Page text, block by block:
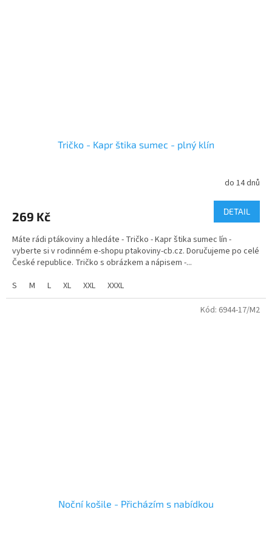
Tričko - Kapr štika sumec - plný klín
do 14 dnů
269 Kč DETAIL
Máte rádi ptákoviny a hledáte - Tričko - Kapr štika sumec lín -
vyberte si v rodinném e-shopu ptakoviny-cb.cz. Doručujeme po celé
České republice. Tričko s obrázkem a nápisem -...
S
M L XL XXL XXXL
Noční košile - Přicházím s nabídkou
Kód: 6944-17/M2